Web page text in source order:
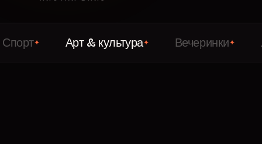
Арт & культура✦ Вечеринки✦ Лекции